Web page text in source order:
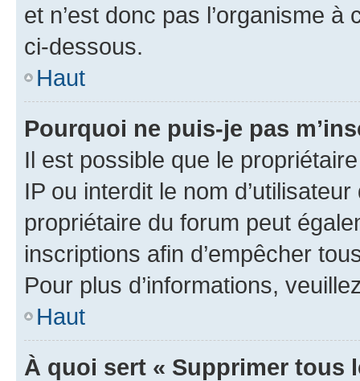
et n’est donc pas l’organisme
ci-dessous.
Haut
Pourquoi ne puis-je pas
Il est possible que le
IP ou interdit le nom
propriétaire du forum peut
inscriptions afin d’empêcher
Pour plus d’informations,
Haut
À quoi sert « Supprimer tous